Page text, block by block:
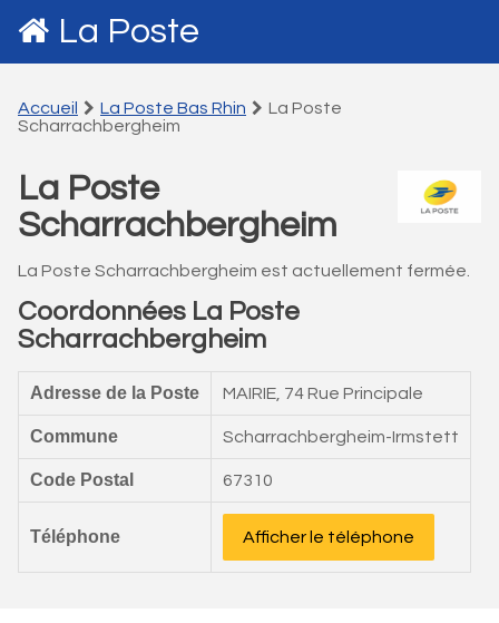
La Poste
Accueil La Poste Bas Rhin
La Poste
Scharrachbergheim
La Poste
Scharrachbergheim
La Poste Scharrachbergheim est actuellement fermée.
Coordonnées La Poste
Scharrachbergheim
Adresse de la Poste MAIRIE, 74 Rue Principale
Commune Scharrachbergheim-Irmstett
Code Postal 67310
Téléphone Afficher le téléphone